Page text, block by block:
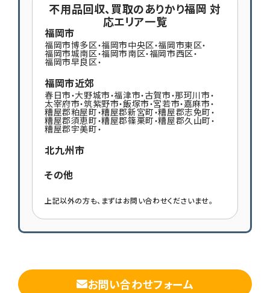
不用品回収、買取のありかり福岡 対
応エリア一覧
福岡市
福岡市博多区・福岡市中央区・福岡市東区・
福岡市城南区・福岡市南区・福岡市西区・
福岡市早良区・
福岡市近郊
春日市・大野城市・福津市・古賀市・那珂川市・
太宰府市・筑紫野市・飯塚市・宮若市・嘉麻市・
糟屋郡粕屋町・糟屋郡新宮町・糟屋郡志免町・
糟屋郡須恵町・糟屋郡篠栗町・糟屋郡久山町・
糟屋郡宇美町・
北九州市
その他
上記以外の方も、まずはお問い合わせくださいませ。
お問い合わせフォーム